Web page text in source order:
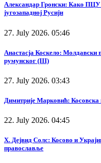
Александар Гронски: Како ПЦУ
југозападној Русији
27. July 2026. 05:46
Анастасја Коскело: Молдавски
румунског (III)
27. July 2026. 03:43
Димитрије Марковић: Косовска
22. July 2026. 04:45
Х. Дејвид Солс: Косово и
православље